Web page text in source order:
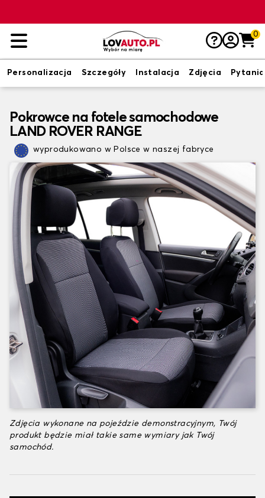
0
Personalizacja Szczegóły Instalacja Zdjęcia Pytania
Pokrowce na fotele samochodowe
LAND ROVER RANGE
wyprodukowano w Polsce w naszej fabryce
Zdjęcia wykonane na pojeździe demonstracyjnym, Twój
produkt będzie miał takie same wymiary jak Twój
samochód.